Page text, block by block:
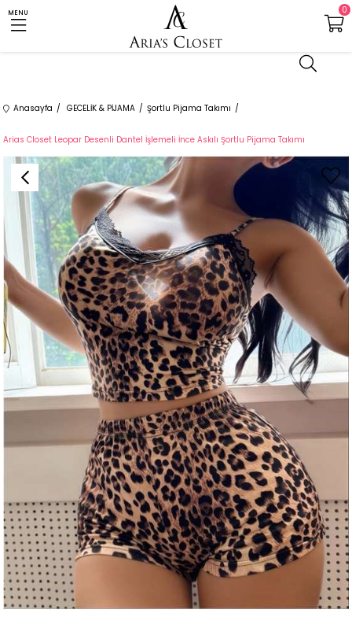
MENU 0
Anasayfa GECELİK & PİJAMA Şortlu Pijama Takımı
Arias Closet Leopar Desenli Dantel İşlemeli İnce Askılı Şortlu Pijama Takımı